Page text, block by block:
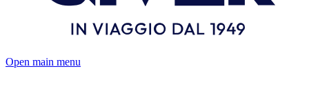
Open main menu